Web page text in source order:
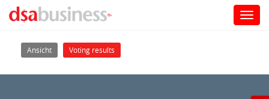
Haupt-Reiter
Ansicht (aktiver Reiter)
Voting results